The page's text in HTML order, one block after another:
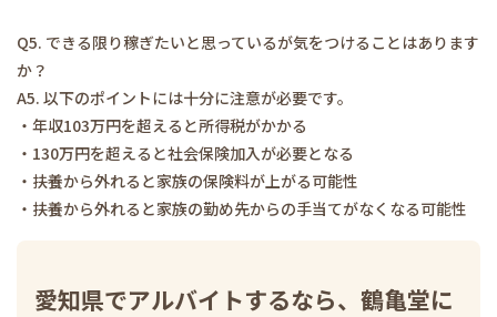
Q5. できる限り稼ぎたいと思っているが気をつけることはあります
か？
A5. 以下のポイントには十分に注意が必要です。
・年収103万円を超えると所得税がかかる
・130万円を超えると社会保険加入が必要となる
・扶養から外れると家族の保険料が上がる可能性
・扶養から外れると家族の勤め先からの手当てがなくなる可能性
愛知県でアルバイトするなら、鶴亀堂に